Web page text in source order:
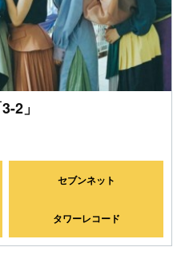
2」
セブンネット
タワーレコード